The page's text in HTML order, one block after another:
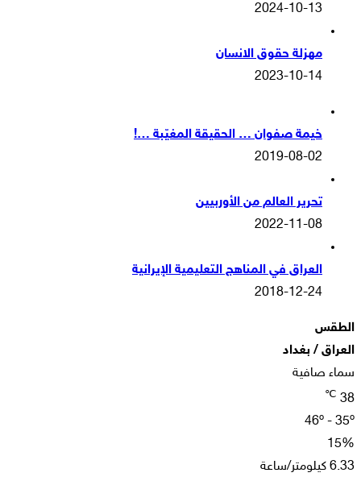
2024-10-13
مهزلة حقوق الانسان
2023-10-14
خيمة صفوان … الحقيقة المغيّبة …!
2019-08-02
تحرير العالم من الأوربيين
2022-11-08
العراق في المناهج التعليمية الإيرانية
2018-12-24
الطقس
العراق / بغداد
سماء صافية
38
℃
46º - 35º
15%
6.33 كيلومتر/ساعة